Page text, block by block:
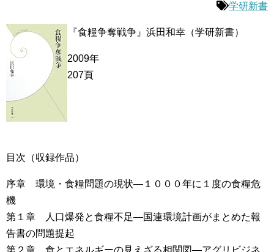
学研新書
『食糧争奪戦争』浜田和幸（学研新書）
2009年
207頁
目次（収録作品）
序章 環境・食糧問題の現状―１０００年に１度の食糧危
機
第１章 人口爆発と食糧不足―国連環境計画がまとめた報
告書の問題提起
第２章 食とエネルギーの見えざる相関図―アグリビジネ